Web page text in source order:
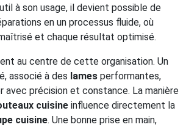
à son usage, il devient possible de
en un processus fluide, où
et chaque résultat optimisé.
au centre de cette organisation. Un
associé à des lames performantes,
avec précision et constance. La manière
cuisine influence directement la
cuisine. Une bonne prise en main,